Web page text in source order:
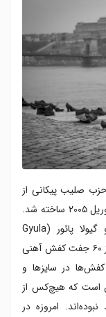
صلیب پیکانی از
دست دادند، یادبود «کفش‌های دانوب» در ۱۶ آوریل ۲۰۰۵ ساخته شد.
کن توگای (Can Togay)، کارگردان سینما و گیولا پائور (Gyula
Pauer)، مجسمه‌ساز، این یادبود را ساختند که از ۶۰ جفت کفش آهنی
در سایزها و
است که هیچ‌کس از
امروزه در